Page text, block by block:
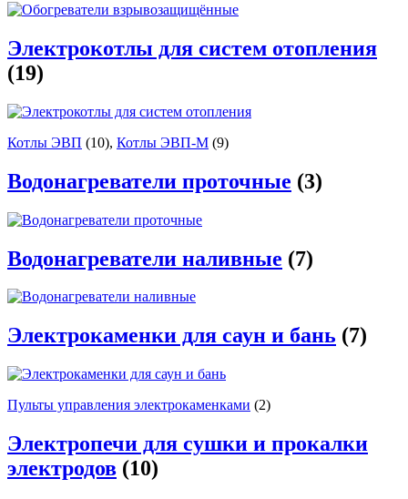
Электрокотлы для систем отопления
(19)
Котлы ЭВП (10), Котлы ЭВП-М (9)
Водонагреватели проточные (3)
Водонагреватели наливные (7)
Электрокаменки для саун и бань (7)
Пульты управления электрокаменками (2)
Электропечи для сушки и прокалки
электродов (10)